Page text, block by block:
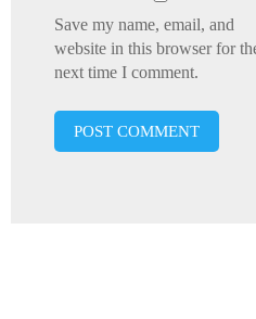
Save my name, email, and
website in this browser for
next time I comment.